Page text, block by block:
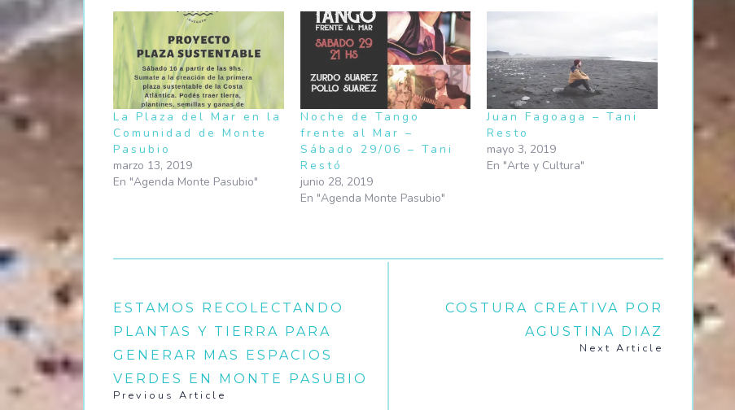
La Plaza del Mar en la
Comunidad de Monte
Pasubio
marzo 13, 2019
En "Agenda Monte Pasubio"
Noche de Tango
frente al Mar –
Sábado 29/06 – Tani
Restó
junio 28, 2019
En "Agenda Monte Pasubio"
Juan Fagoaga – Tani
Resto
mayo 3, 2019
En "Arte y Cultura"
ESTAMOS RECOLECTANDO
PLANTAS Y TIERRA PARA
GENERAR MAS ESPACIOS
VERDES EN MONTE PASUBIO
Previous Article
COSTURA CREATIVA POR
AGUSTINA DIAZ
Next Article